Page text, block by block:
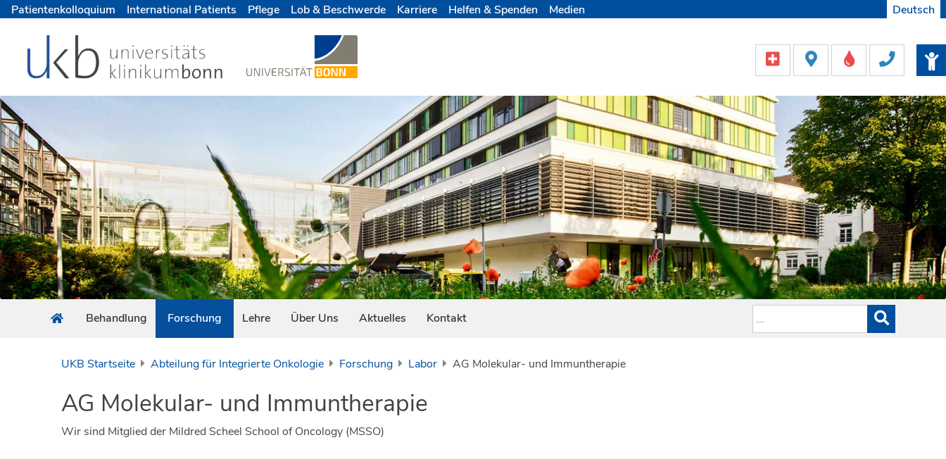
Patientenkolloquium International Patients Pflege Lob & Beschwerde Karriere Helfen & Spenden Medien Deutsch
Behandlung Forschung Lehre Über Uns Aktuelles Kontakt
UKB Startseite Abteilung für Integrierte Onkologie Forschung Labor AG Molekular- und Immuntherapie
AG Molekular- und Immuntherapie
Wir sind Mitglied der Mildred Scheel School of Oncology (MSSO)